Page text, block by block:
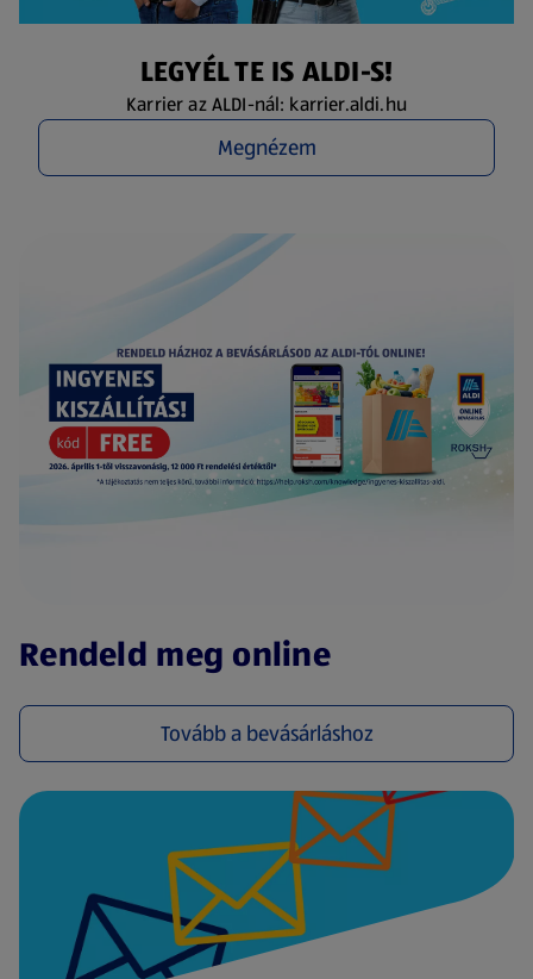
LEGYÉL TE IS ALDI-S!
Karrier az ALDI-nál: karrier.aldi.hu
Megnézem
Rendeld meg online
Tovább a bevásárláshoz
(új oldalon nyílik meg)